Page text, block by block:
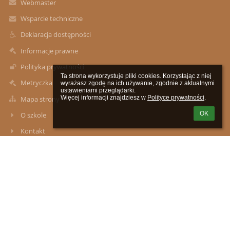
Ta strona wykorzystuje pliki cookies. Korzystając z niej
wyrażasz zgodę na ich używanie, zgodnie z aktualnymi
ustawieniami przeglądarki.
Więcej informacji znajdziesz w Polityce prywatności.
OK
Webmaster
Wsparcie techniczne
Deklaracja dostępności
Informacje prawne
Polityka prywatności
Metryczka
Mapa strony
O szkole
Kontakt